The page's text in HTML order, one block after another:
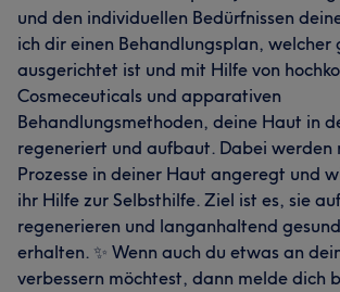
und den individuellen Bedürfnissen
ich dir einen Behandlungsplan, welcher
ausgerichtet ist und mit Hilfe von
Cosmeceuticals und apparativen
Behandlungsmethoden, deine Haut in
regeneriert und aufbaut. Dabei werden
Prozesse in deiner Haut angeregt und
ihr Hilfe zur Selbsthilfe. Ziel ist es, sie
regenerieren und langanhaltend
erhalten. ✨ Wenn auch du etwas an
verbessern möchtest, dann melde dich